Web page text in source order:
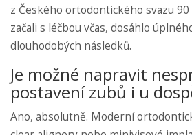
z Českého ortodontického svazu
začali s léčbou včas, dosáhlo
dlouhodobých následků.
Je možné napravit
postavení zubů i u
Ano, absolutně. Moderní